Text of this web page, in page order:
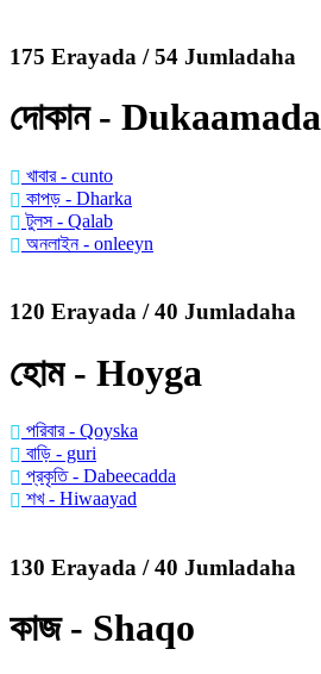
175 Erayada / 54 Jumladaha
দোকান - Dukaamada
খাবার - cunto
কাপড় - Dharka
টুলস - Qalab
অনলাইন - onleeyn
120 Erayada / 40 Jumladaha
হোম - Hoyga
পরিবার - Qoyska
বাড়ি - guri
প্রকৃতি - Dabeecadda
শখ - Hiwaayad
130 Erayada / 40 Jumladaha
কাজ - Shaqo